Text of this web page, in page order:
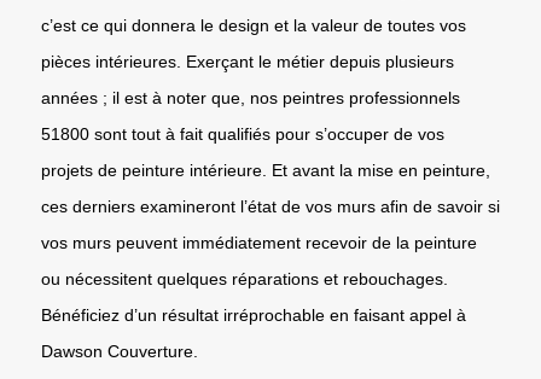
c’est ce qui donnera le design et la valeur de toutes vos
pièces intérieures. Exerçant le métier depuis plusieurs
années ; il est à noter que, nos peintres professionnels
51800 sont tout à fait qualifiés pour s’occuper de vos
projets de peinture intérieure. Et avant la mise en peinture,
ces derniers examineront l’état de vos murs afin de savoir si
vos murs peuvent immédiatement recevoir de la peinture
ou nécessitent quelques réparations et rebouchages.
Bénéficiez d’un résultat irréprochable en faisant appel à
Dawson Couverture.